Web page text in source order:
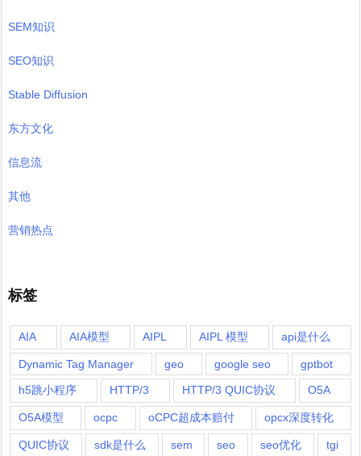
SEM知识
SEO知识
Stable Diffusion
东方文化
信息流
其他
营销热点
标签
AIA AIA模型 AIPL AIPL 模型 api是什么
Dynamic Tag Manager geo google seo
gptbot
h5跳小程序
HTTP/3 HTTP/3 QUIC协议 O5A
O5A模型 ocpc oCPC超成本赔付 opcx深度转化
QUIC协议 sdk是什么 sem seo seo优化 tgi